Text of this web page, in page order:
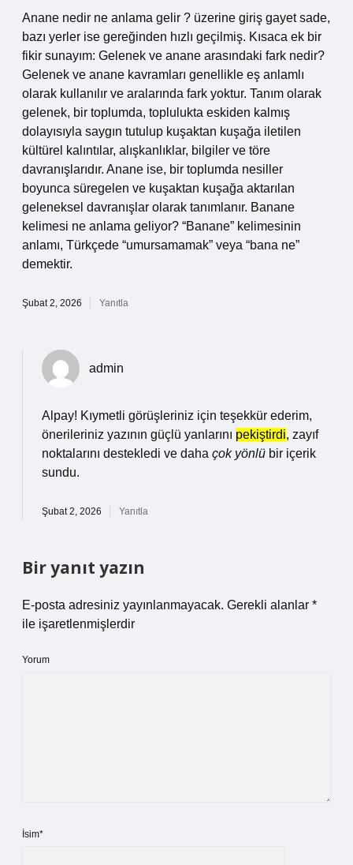
Anane nedir ne anlama gelir ? üzerine giriş gayet sade,
bazı yerler ise gereğinden hızlı geçilmiş. Kısaca ek bir
fikir sunayım: Gelenek ve anane arasındaki fark nedir?
Gelenek ve anane kavramları genellikle eş anlamlı
olarak kullanılır ve aralarında fark yoktur. Tanım olarak
gelenek, bir toplumda, toplulukta eskiden kalmış
dolayısıyla saygın tutulup kuşaktan kuşağa iletilen
kültürel kalıntılar, alışkanlıklar, bilgiler ve töre
davranışlarıdır. Anane ise, bir toplumda nesiller
boyunca süregelen ve kuşaktan kuşağa aktarılan
geleneksel davranışlar olarak tanımlanır. Banane
kelimesi ne anlama geliyor? “Banane” kelimesinin
anlamı, Türkçede “umursamamak” veya “bana ne”
demektir.
Şubat 2, 2026 Yanıtla
admin
Alpay! Kıymetli görüşleriniz için teşekkür ederim,
önerileriniz yazının güçlü yanlarını pekiştirdi, zayıf
noktalarını destekledi ve daha çok yönlü bir içerik
sundu.
Şubat 2, 2026 Yanıtla
Bir yanıt yazın
E-posta adresiniz yayınlanmayacak. Gerekli alanlar *
ile işaretlenmişlerdir
Yorum
İsim*